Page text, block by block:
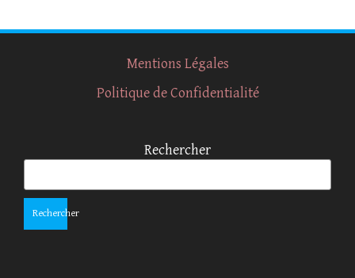
Mentions Légales
Politique de Confidentialité
Rechercher
Rechercher